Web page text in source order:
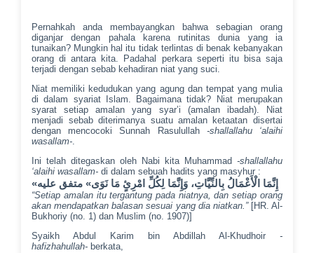
Pernahkah anda membayangkan bahwa sebagian orang
diganjar dengan pahala karena rutinitas dunia yang ia
tunaikan? Mungkin hal itu tidak terlintas di benak kebanyakan
orang di antara kita. Padahal perkara seperti itu bisa saja
terjadi dengan sebab kehadiran niat yang suci.
Niat memiliki kedudukan yang agung dan tempat yang mulia
di dalam syariat Islam. Bagaimana tidak? Niat merupakan
syarat setiap amalan yang syar’i (amalan ibadah). Niat
menjadi sebab diterimanya suatu amalan ketaatan disertai
dengan mencocoki Sunnah Rasulullah -shallallahu ‘alaihi
wasallam-
Ini telah ditegaskan oleh Nabi kita Muhammad -shallallahu
‘alaihi wasallam- di dalam sebuah hadits yang masyhur :
«إِنَّمَا الْأَعْمَالُ بِالنِّيَّاتِ، وَإِنَّمَا لِكُلِّ امْرِئٍ مَا نَوَى» متفق عليه
“Setiap amalan itu tergantung pada niatnya, dan setiap orang
akan mendapatkan balasan sesuai yang dia niatkan. ”[HR. Al-
Bukhoriy (no. 1) dan Muslim (no. 1907)]
Syaikh Abdul Karim bin Abdillah Al-Khudhoir -
hafizhahullah- berkata,